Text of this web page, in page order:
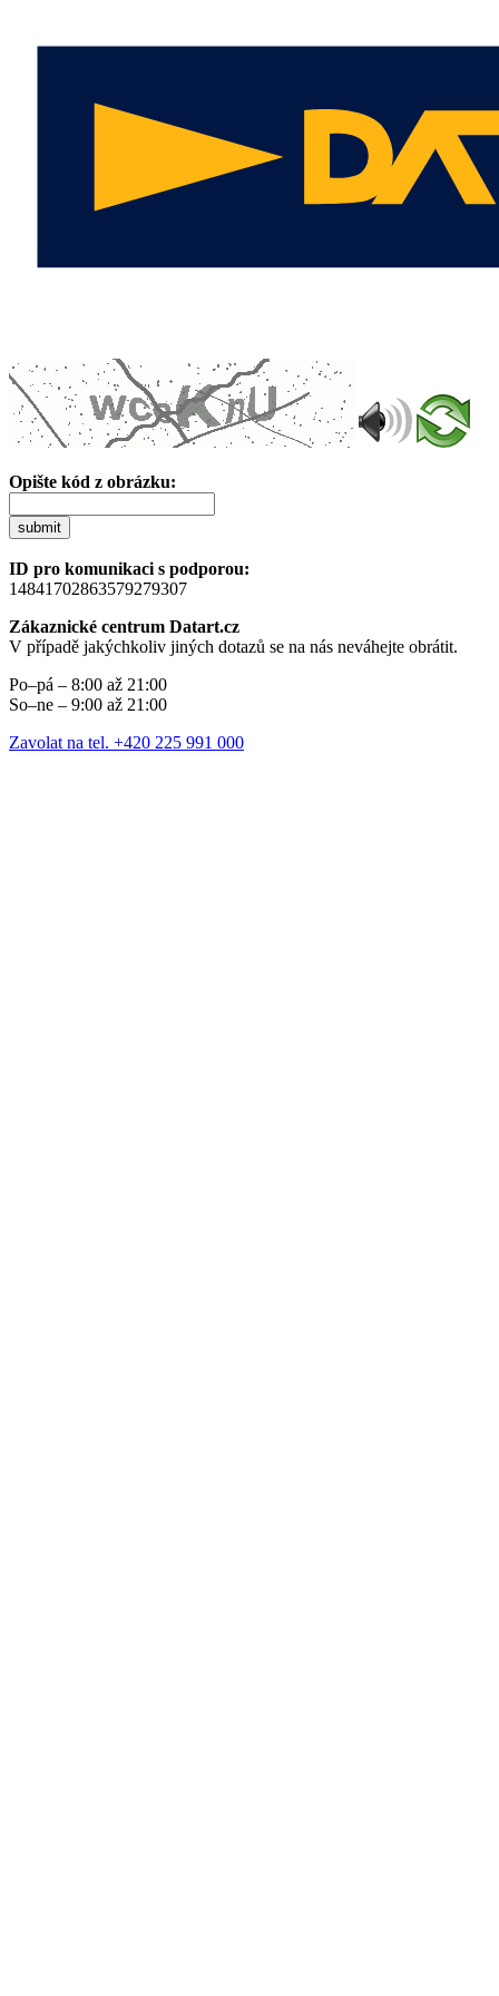
Opište kód z obrázku:
submit
ID pro komunikaci s podporou:
14841702863579279307
Zákaznické centrum Datart.cz
V případě jakýchkoliv jiných dotazů se na nás neváhejte obrátit.
Po–pá – 8:00 až 21:00
So–ne – 9:00 až 21:00
Zavolat na tel. +420 225 991 000